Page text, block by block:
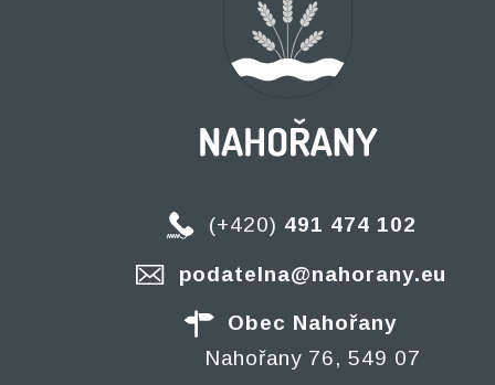
(+420) 491 474 102
podatelna@nahorany.eu
Obec Nahořany
Nahořany 76, 549 07